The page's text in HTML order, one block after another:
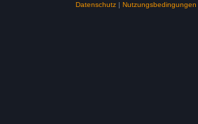
Datenschutz | Nutzungsbedingungen